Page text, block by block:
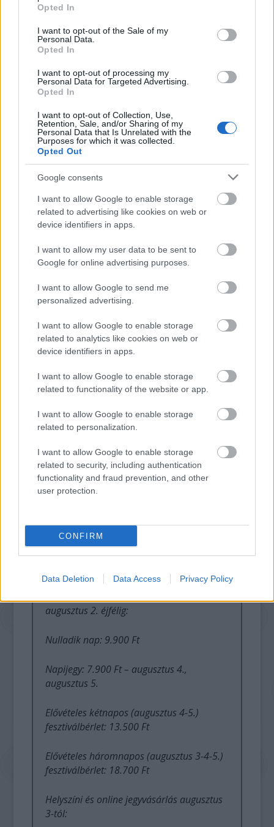
use your data for below specified purposes in below Google
consent section.
Opted In
I want to opt-out of the Sale of my
Personal Data.
Opted In
I want to opt-out of processing my
Personal Data for Targeted Advertising.
Opted In
I want to opt-out of Collection, Use,
Retention, Sale, and/or Sharing of my
Personal Data that Is Unrelated with the
Purposes for which it was collected.
Opted Out
Google consents
I want to allow Google to enable storage
related to advertising like cookies on web or
device identifiers in apps.
I want to allow my user data to be sent to
Google for online advertising purposes.
I want to allow Google to send me
personalized advertising.
I want to allow Google to enable storage
related to analytics like cookies on web or
device identifiers in apps.
I want to allow Google to enable storage
related to functionality of the website or app.
I want to allow Google to enable storage
related to personalization.
I want to allow Google to enable storage
related to security, including authentication
functionality and fraud prevention, and other
user protection.
CONFIRM
Data Deletion Data Access Privacy Policy
Te döntheted el, hogy melyik napra
szóljon a 2db belépőd! A megfejtéseket a
jatek@kulturpart.hu
-ra várjuk július 18-án
éjfélig. A nyertest telefonon értesítjük,
ezért kérjük, neved és számod is küldd el!
A Jazzpiknikről a Kultúrpart rádióműsorában
is beszélgettünk:
Paloznaki Jazzpiknik
www.jazzpiknik.hu
augusztus 2. éjfélig:
Nulladik nap: 9.900 Ft
Napijegy: 7.900 Ft – augusztus 4.,
augusztus 5.
Elővételes kétnapos (augusztus 4-5.)
fesztiválbérlet: 13.500 Ft
Elővételes háromnapos (augusztus 3-4-5.)
fesztiválbérlet: 18.700 Ft
Helyszíni és online jegyvásárlás augusztus
3-tól: